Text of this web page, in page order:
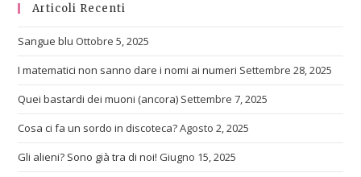
Articoli Recenti
Sangue blu Ottobre 5, 2025
I matematici non sanno dare i nomi ai numeri Settembre 28, 2025
Quei bastardi dei muoni (ancora) Settembre 7, 2025
Cosa ci fa un sordo in discoteca?Agosto 2, 2025
Gli alieni? Sono già tra di noi! Giugno 15, 2025